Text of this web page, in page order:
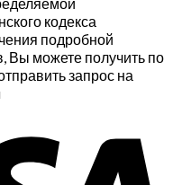
кодекса
подробной
Вы можете получить по
запрос на